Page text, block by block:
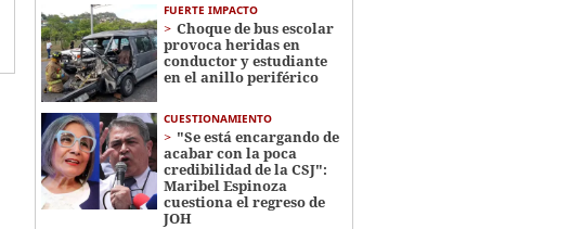
FUERTE IMPACTO
Choque de bus escolar
provoca heridas en
conductor y estudiante
en el anillo periférico
CUESTIONAMIENTO
"Se está encargando de
acabar con la poca
credibilidad de la CSJ":
Maribel Espinoza
cuestiona el regreso de
JOH